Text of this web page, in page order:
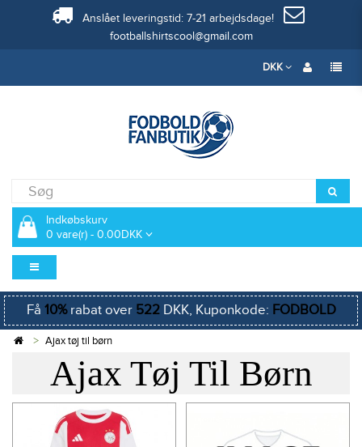
Anslået leveringstid: 7-21 arbejdsdage!
footballshirtscool@gmail.com
DKK
Indkøbskurv
0 vare(r) - 0.00DKK
Få 10%rabat over 522DKK, Kuponkode: FODBOLD
Ajax tøj til børn
Ajax Tøj Til Børn